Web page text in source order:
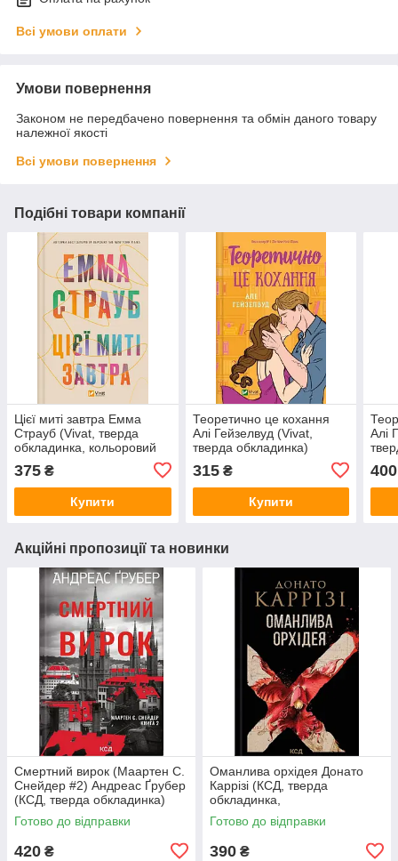
Всі умови оплати
Умови повернення
Законом не передбачено повернення та обмін даного товару
належної якості
Всі умови повернення
Подібні товари компанії
Цієї миті завтра Емма
Страуб (Vivat, тверда
обкладинка, кольоровий
375 ₴
Купити
Теоретично це кохання
Алі Гейзелвуд (Vivat,
тверда обкладинка)
315₴
Купити
Алі
400
Акційні пропозиції та новинки
Смертний вирок (Маартен С.
Снейдер #2) Андреас Ґрубер
(КСД, тверда обкладинка)
Готово до відправки
420 ₴
Оманлива орхідея Донато
Каррізі (КСД, тверда
обкладинка,
суперобкладинка)
Готово до відправки
390 ₴